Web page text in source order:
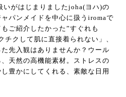
がはじまりましたjoha(ヨハ)の
パンメイドを中心に扱うiromaで
ご紹介したかった”すぐれも
チクして肌に直接着られない」、
先入観はありませんか？ウール
天然の高機能素材。ストレスの
豊かにしてくれる、素敵な日用